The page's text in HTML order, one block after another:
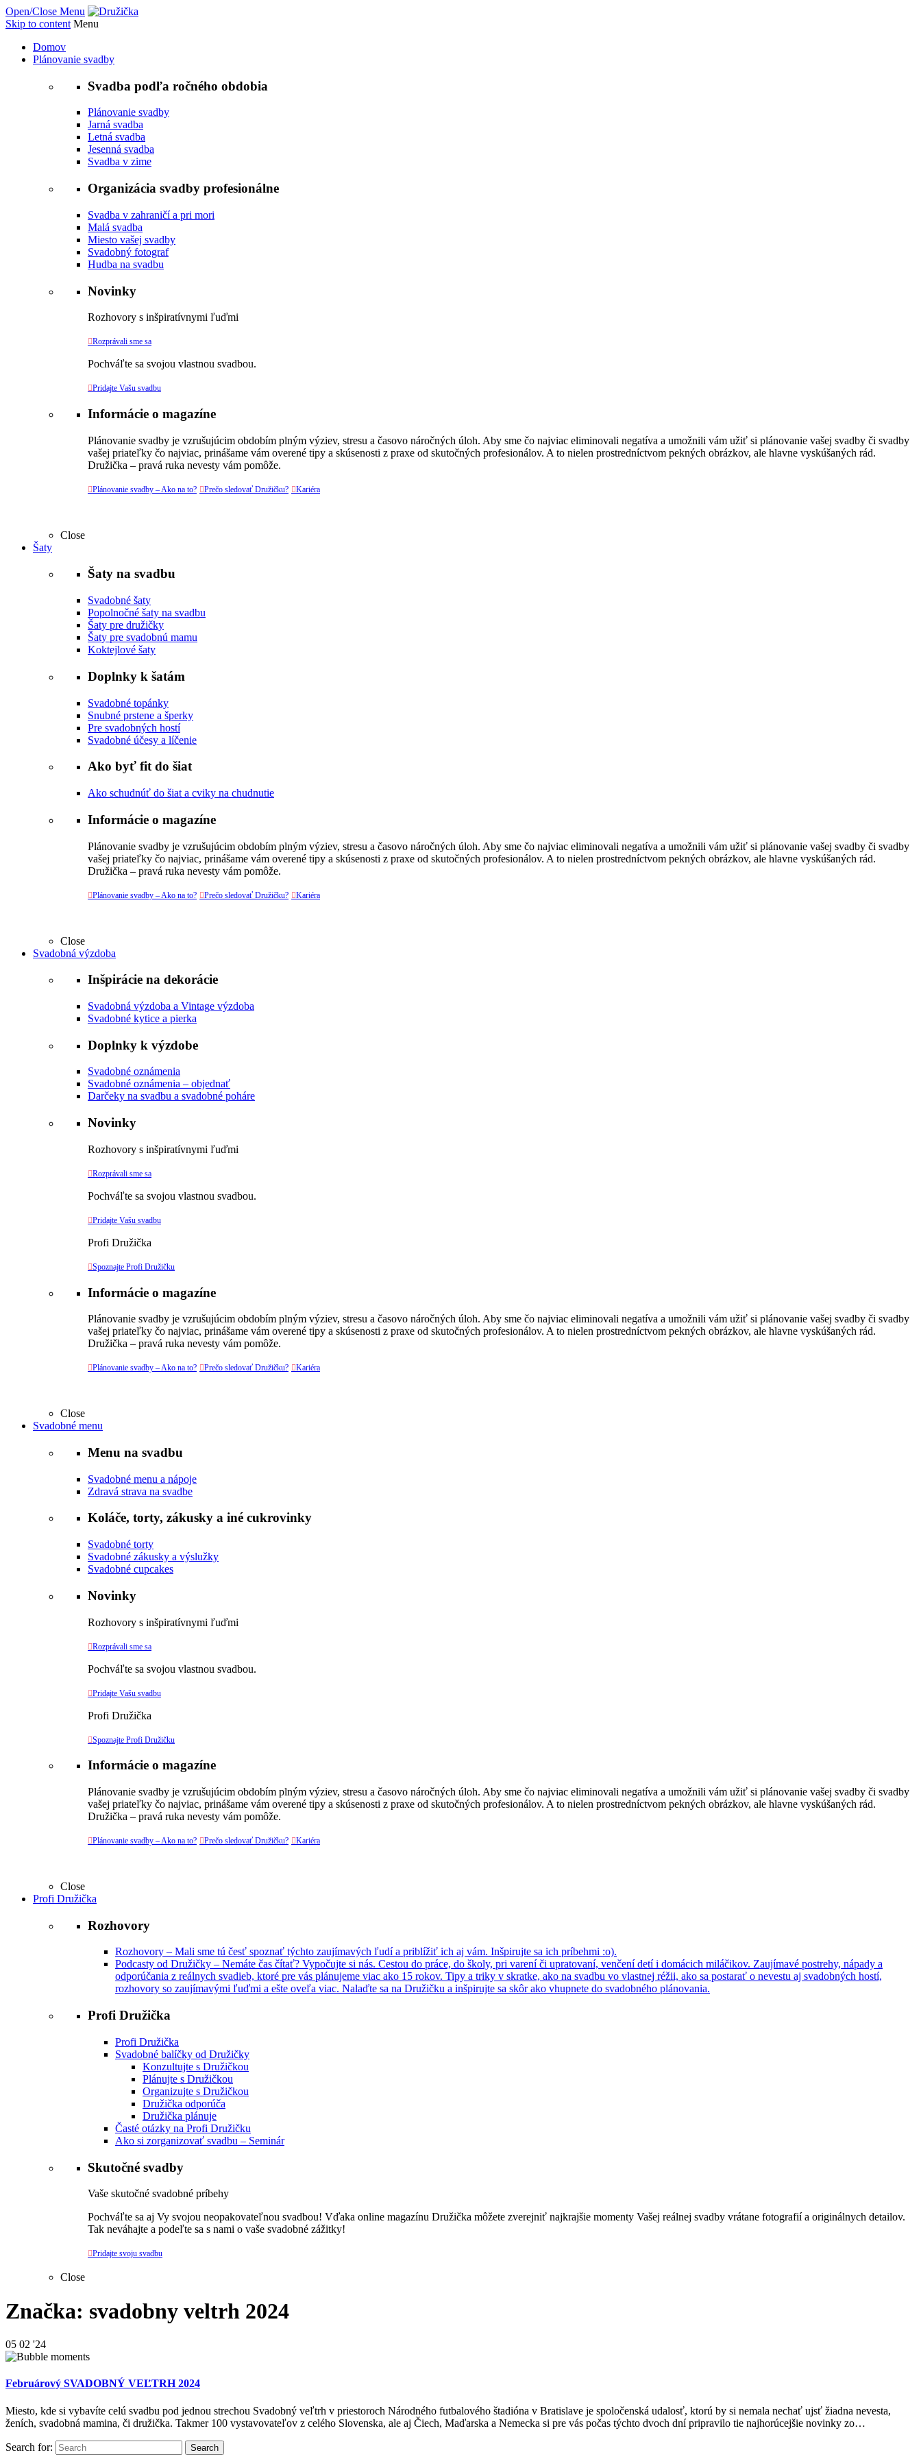
Open/Close Menu
Skip to content Menu
Domov
Plánovanie svadby
Svadba podľa ročného obdobia
Plánovanie svadby
Jarná svadba
Letná svadba
Jesenná svadba
Svadba v zime
Organizácia svadby profesionálne
Svadba v zahraničí a pri mori
Malá svadba
Miesto vašej svadby
Svadobný fotograf
Hudba na svadbu
Novinky
Rozhovory s inšpiratívnymi ľuďmi
Rozprávali sme sa
Pochváľte sa svojou vlastnou svadbou.
Pridajte Vašu svadbu
Informácie o magazíne
Plánovanie svadby je vzrušujúcim obdobím plným výziev, stresu a časovo náročných úloh. Aby sme čo najviac eliminovali negatíva a umožnili vám užiť si plánovanie vašej svadby či svadby
vašej priateľky čo najviac, prinášame vám overené tipy a skúsenosti z praxe od skutočných profesionálov. A to nielen prostredníctvom pekných obrázkov, ale hlavne vyskúšaných rád.
Družička – pravá ruka nevesty vám pomôže.
Plánovanie svadby – Ako na to? Prečo sledovať Družičku? Kariéra
Close
Šaty
Šaty na svadbu
Svadobné šaty
Popolnočné šaty na svadbu
Šaty pre družičky
Šaty pre svadobnú mamu
Koktejlové šaty
Doplnky k šatám
Svadobné topánky
Snubné prstene a šperky
Pre svadobných hostí
Svadobné účesy a líčenie
Ako byť fit do šiat
Ako schudnúť do šiat a cviky na chudnutie
Informácie o magazíne
Plánovanie svadby je vzrušujúcim obdobím plným výziev, stresu a časovo náročných úloh. Aby sme čo najviac eliminovali negatíva a umožnili vám užiť si plánovanie vašej svadby či svadby
vašej priateľky čo najviac, prinášame vám overené tipy a skúsenosti z praxe od skutočných profesionálov. A to nielen prostredníctvom pekných obrázkov, ale hlavne vyskúšaných rád.
Družička – pravá ruka nevesty vám pomôže.
Plánovanie svadby – Ako na to? Prečo sledovať Družičku? Kariéra
Close
Svadobná výzdoba
Inšpirácie na dekorácie
Svadobná výzdoba a Vintage výzdoba
Svadobné kytice a pierka
Doplnky k výzdobe
Svadobné oznámenia
Svadobné oznámenia – objednať
Darčeky na svadbu a svadobné poháre
Novinky
Rozhovory s inšpiratívnymi ľuďmi
Rozprávali sme sa
Pochváľte sa svojou vlastnou svadbou.
Pridajte Vašu svadbu
Profi Družička
Spoznajte Profi Družičku
Informácie o magazíne
Plánovanie svadby je vzrušujúcim obdobím plným výziev, stresu a časovo náročných úloh. Aby sme čo najviac eliminovali negatíva a umožnili vám užiť si plánovanie vašej svadby či svadby
vašej priateľky čo najviac, prinášame vám overené tipy a skúsenosti z praxe od skutočných profesionálov. A to nielen prostredníctvom pekných obrázkov, ale hlavne vyskúšaných rád.
Družička – pravá ruka nevesty vám pomôže.
Plánovanie svadby – Ako na to? Prečo sledovať Družičku? Kariéra
Close
Svadobné menu
Menu na svadbu
Svadobné menu a nápoje
Zdravá strava na svadbe
Koláče, torty, zákusky a iné cukrovinky
Svadobné torty
Svadobné zákusky a výslužky
Svadobné cupcakes
Novinky
Rozhovory s inšpiratívnymi ľuďmi
Rozprávali sme sa
Pochváľte sa svojou vlastnou svadbou.
Pridajte Vašu svadbu
Profi Družička
Spoznajte Profi Družičku
Informácie o magazíne
Plánovanie svadby je vzrušujúcim obdobím plným výziev, stresu a časovo náročných úloh. Aby sme čo najviac eliminovali negatíva a umožnili vám užiť si plánovanie vašej svadby či svadby
vašej priateľky čo najviac, prinášame vám overené tipy a skúsenosti z praxe od skutočných profesionálov. A to nielen prostredníctvom pekných obrázkov, ale hlavne vyskúšaných rád.
Družička – pravá ruka nevesty vám pomôže.
Plánovanie svadby – Ako na to? Prečo sledovať Družičku? Kariéra
Close
Profi Družička
Rozhovory
Rozhovory – Mali sme tú česť spoznať týchto zaujímavých ľudí a priblížiť ich aj vám. Inšpirujte sa ich príbehmi :o).
Podcasty od Družičky – Nemáte čas čítať? Vypočujte si nás. Cestou do práce, do školy, pri varení či upratovaní, venčení detí i domácich miláčikov. Zaujímavé postrehy, nápady a
odporúčania z reálnych svadieb, ktoré pre vás plánujeme viac ako 15 rokov. Tipy a triky v skratke, ako na svadbu vo vlastnej réžii, ako sa postarať o nevestu aj svadobných hostí,
rozhovory so zaujímavými ľuďmi a ešte oveľa viac. Nalaďte sa na Družičku a inšpirujte sa skôr ako vhupnete do svadobného plánovania.
Profi Družička
Profi Družička
Svadobné balíčky od Družičky
Konzultujte s Družičkou
Plánujte s Družičkou
Organizujte s Družičkou
Družička odporúča
Družička plánuje
Časté otázky na Profi Družičku
Ako si zorganizovať svadbu – Seminár
Skutočné svadby
Vaše skutočné svadobné príbehy
Pochváľte sa aj Vy svojou neopakovateľnou svadbou! Vďaka online magazínu Družička môžete zverejniť najkrajšie momenty Vašej reálnej svadby vrátane fotografií a originálnych detailov.
Tak neváhajte a podeľte sa s nami o vaše svadobné zážitky!
Pridajte svoju svadbu
Close
Značka: svadobny veltrh 2024
05 02 '24
Februárový SVADOBNÝ VEĽTRH 2024
Miesto, kde si vybavíte celú svadbu pod jednou strechou Svadobný veľtrh v priestoroch Národného futbalového štadióna v Bratislave je spoločenská udalosť, ktorú by si nemala nechať ujsť žiadna nevesta,
ženích, svadobná mamina, či družička. Takmer 100 vystavovateľov z celého Slovenska, ale aj Čiech, Maďarska a Nemecka si pre vás počas týchto dvoch dní pripravilo tie najhorúcejšie novinky zo…
Search for: